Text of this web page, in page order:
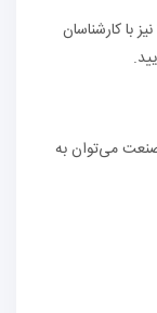
برای دریافت لیست قیمت لوله مانیسمان رده 40 نیز با کارشناسان
صنعت می‌توان به